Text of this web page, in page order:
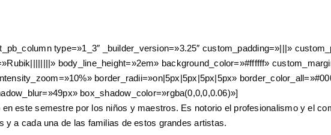
type=»1_3″ _builder_version=»3.25″ custom_padding=»|||»
body_line_height=»2em» background_color=»#ffffff»
border_radii=»on|5px|5px|5px|5px»
box_shadow_color=»rgba(0,0,0,0.06)»]
este semestre por los niños y maestros. Es notorio el profesionalismo y el
y a cada una de las familias de estos grandes artistas.